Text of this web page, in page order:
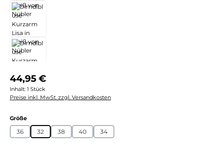
Regulärer Preis:
44,95 €
Inhalt: 1 Stück
Preise inkl. MwSt. zzgl. Versandkosten
Größeauswählen
36 32 38 40 34